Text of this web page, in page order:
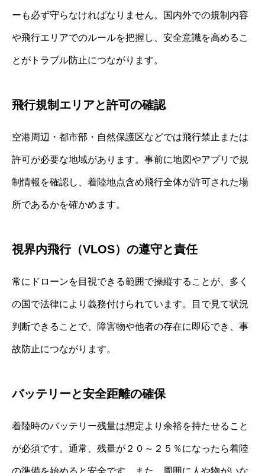
ーも必ず守らなければなりません。国内外での規制内容
や飛行エリアでのルールを把握し、安全意識を高めるこ
とがトラブル防止につながります。
飛行規制エリアと許可の確認
空港周辺・都市部・自然保護区などでは飛行禁止または
許可が必要な地域があります。事前に地図やアプリで規
制情報を確認し、着陸地点含め飛行全体が許可された場
所であるかを確かめます。
視界内飛行（VLOS）の遵守と責任
常にドローンを目視できる範囲で操縦することが、多く
の国で法律により義務付けられています。目で見て状況
判断できることで、障害物や他者の存在に即応でき、事
故防止につながります。
バッテリーと安全距離の確保
着陸時のバッテリー残量は想定より余裕を持たせること
が必須です。通常、残量が２０～２５％になったら着陸
の準備を始めると安全です。また、周囲に人や物がいな